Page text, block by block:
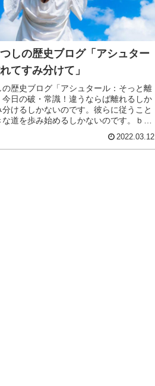
しの歴史ブログ「アシュター
てすみ分けて」
歴史ブログ「アシュタール：そっと離
日の破・常識！違うならば離れるしか
けるしかないのです。彼らに従うこと
道を歩み始めるしかないのです。ｂｙ
2022.03.12